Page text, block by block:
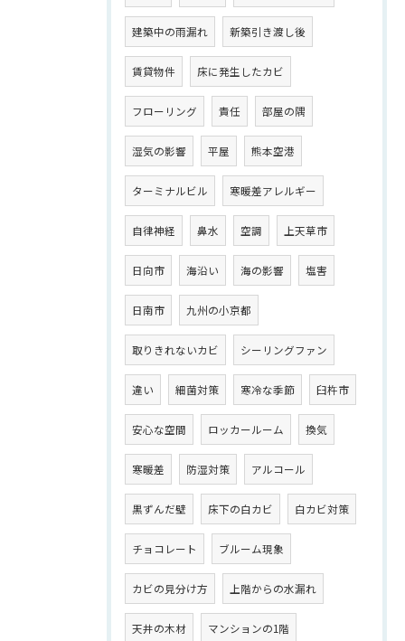
建築中の雨漏れ 新築引き渡し後
賃貸物件 床に発生したカビ
フローリング 責任 部屋の隅
湿気の影響 平屋 熊本空港
ターミナルビル 寒暖差アレルギー
自律神経 鼻水 空調 上天草市
日向市 海沿い 海の影響 塩害
日南市 九州の小京都
取りきれないカビ シーリングファン
違い 細菌対策 寒冷な季節 臼杵市
安心な空間 ロッカールーム 換気
寒暖差 防湿対策 アルコール
黒ずんだ壁 床下の白カビ 白カビ対策
チョコレート ブルーム現象
カビの見分け方 上階からの水漏れ
天井の木材 マンションの1階